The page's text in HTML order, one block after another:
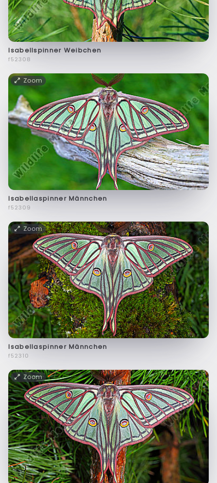
Isabellspinner Weibchen
f52308
Zoom
Isabellaspinner Männchen
f52309
Zoom
Isabellaspinner Männchen
f52310
Zoom